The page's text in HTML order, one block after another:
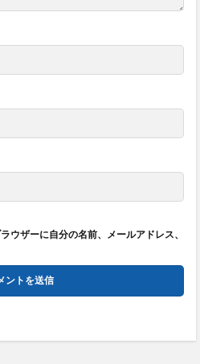
ウザーに自分の名前、メールアドレス、